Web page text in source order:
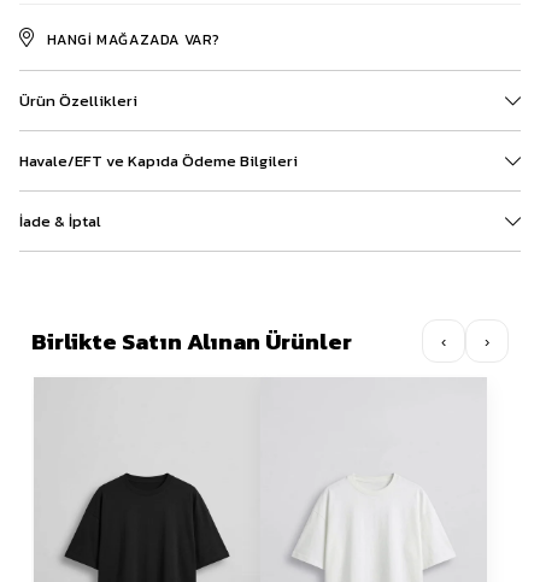
HANGI MAĞAZADA VAR?
Ürün Özellikleri
Havale/EFT ve Kapıda Ödeme Bilgileri
İade & İptal
Birlikte Satın Alınan Ürünler ‹ ›